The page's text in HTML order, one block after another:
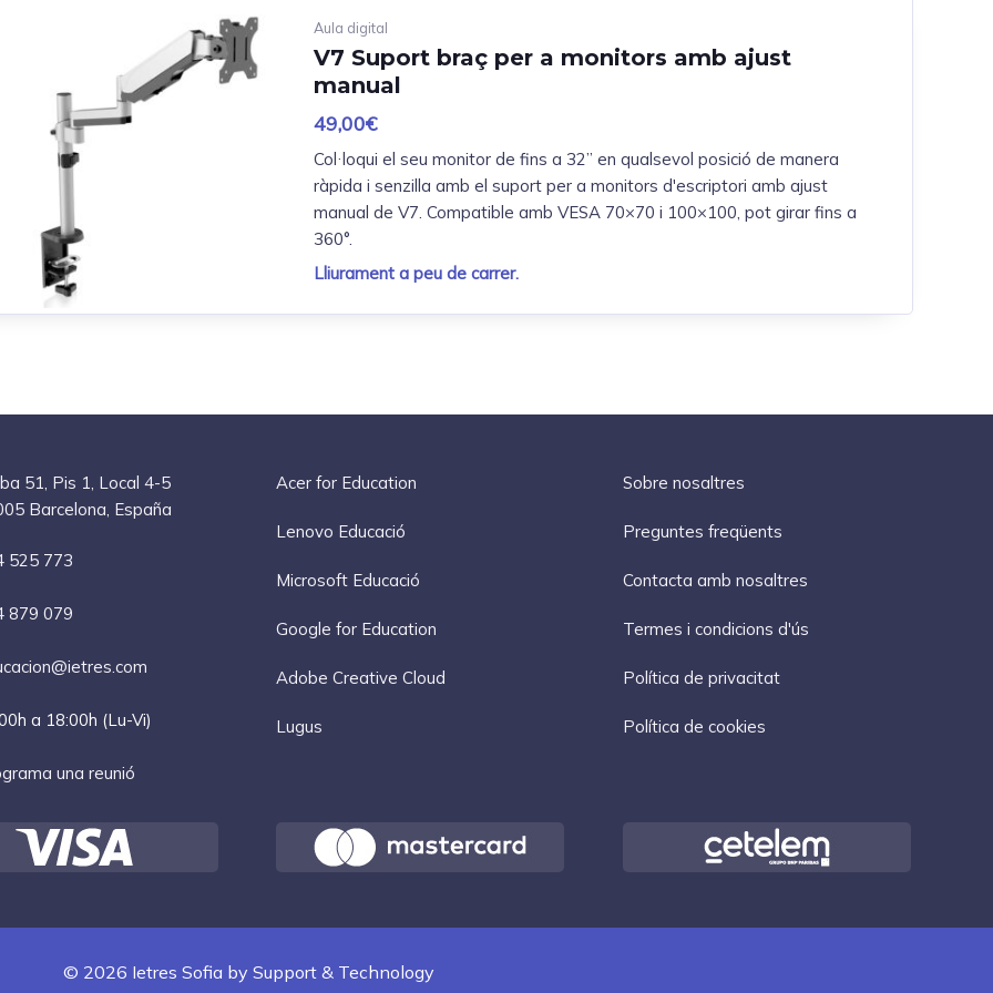
Aula digital
V7 Suport braç per a monitors amb ajust
manual
49,00€
Col·loqui el seu monitor de fins a 32” en qualsevol posició de manera
ràpida i senzilla amb el suport per a monitors d'escriptori amb ajust
manual de V7. Compatible amb VESA 70×70 i 100×100, pot girar fins a
360°.
Lliurament a peu de carrer.
51, Pis 1, Local 4-5
Barcelona, España
525 773
879 079
a 18:00h (Lu-Vi)
una reunió
Acer for Education
Lenovo Educació
Microsoft Educació
Google for Education
Adobe Creative Cloud
Lugus
Sobre nosaltres
Preguntes freqüents
Contacta amb nosaltres
Termes i condicions d'ús
Política de privacitat
Política de cookies
© 2026 Ietres Sofia by Support & Technology